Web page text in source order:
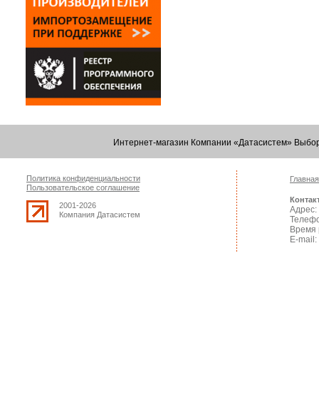
Интернет-магазин Компании «Датасистем»
Политика конфиденциальности
Пользовательское соглашение
2001-2026
Компания Датасистем
Главная
Адрес:
Время
E-